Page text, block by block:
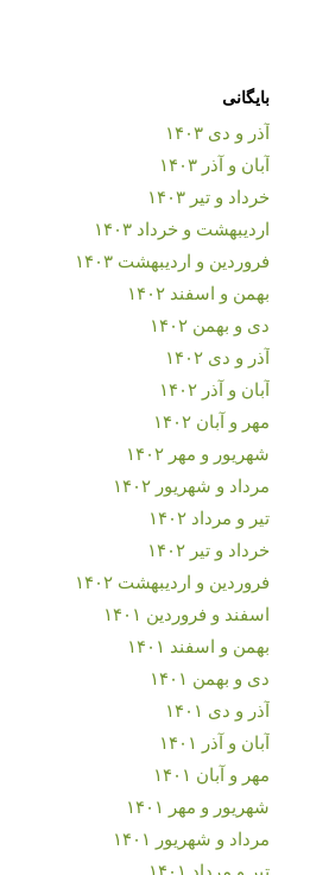
بایگانی
آذر و دی ۱۴۰۳
آبان و آذر ۱۴۰۳
خرداد و تیر ۱۴۰۳
اردیبهشت و خرداد ۱۴۰۳
فروردین و اردیبهشت ۱۴۰۳
بهمن و اسفند ۱۴۰۲
دی و بهمن ۱۴۰۲
آذر و دی ۱۴۰۲
آبان و آذر ۱۴۰۲
مهر و آبان ۱۴۰۲
شهریور و مهر ۱۴۰۲
مرداد و شهریور ۱۴۰۲
تیر و مرداد ۱۴۰۲
خرداد و تیر ۱۴۰۲
فروردین و اردیبهشت ۱۴۰۲
اسفند و فروردین ۱۴۰۱
بهمن و اسفند ۱۴۰۱
دی و بهمن ۱۴۰۱
آذر و دی ۱۴۰۱
آبان و آذر ۱۴۰۱
مهر و آبان ۱۴۰۱
شهریور و مهر ۱۴۰۱
مرداد و شهریور ۱۴۰۱
تیر و مرداد ۱۴۰۱